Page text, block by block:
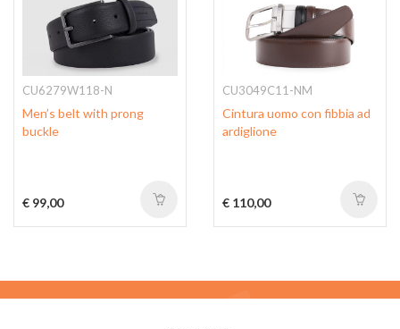
CU6279W118-N
Men’s belt with prong
buckle
€ 99,00
CU3049C11-NM
Cintura uomo con fibbia ad
ardiglione
€ 110,00